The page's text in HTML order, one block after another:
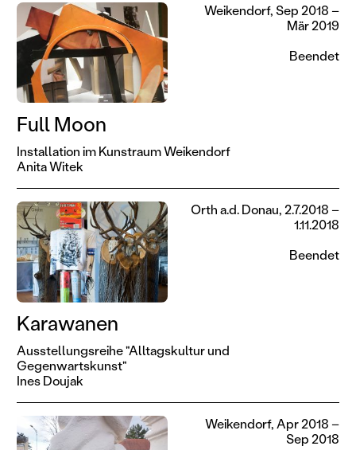
Full Moon
Installation im Kunstraum Weikendorf
Anita Witek
Weikendorf, Sep 2018 –
Mär 2019
Beendet
Karawanen
Ausstellungsreihe "Alltagskultur und
Gegenwartskunst"
Ines Doujak
Orth a.d. Donau, 2.7.2018 –
1.11.2018
Beendet
Weikendorf, Apr 2018 –
Sep 2018